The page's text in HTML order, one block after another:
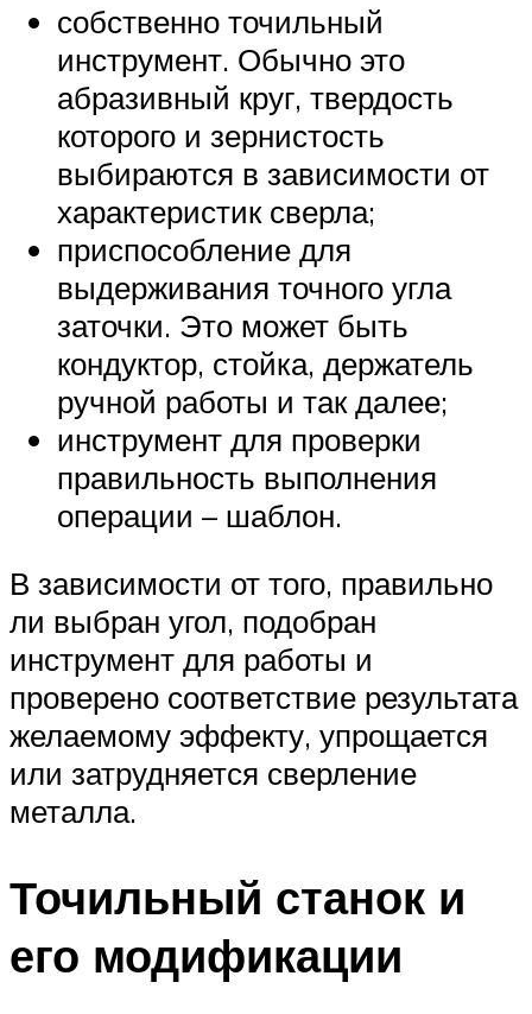
собственно точильный
инструмент. Обычно это
абразивный круг, твердость
которого и зернистость
выбираются в зависимости от
характеристик сверла;
приспособление для
выдерживания точного угла
заточки. Это может быть
кондуктор, стойка, держатель
ручной работы и так далее;
инструмент для проверки
правильность выполнения
операции – шаблон.
В зависимости от того, правильно
ли выбран угол, подобран
инструмент для работы и
проверено соответствие результата
желаемому эффекту, упрощается
или затрудняется сверление
металла.
Точильный станок и
его модификации